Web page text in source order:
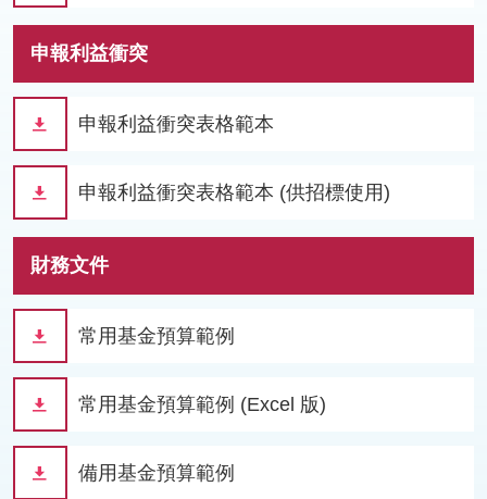
申報利益衝突
申報利益衝突表格範本
申報利益衝突表格範本 (供招標使用)
財務文件
常用基金預算範例
常用基金預算範例 (Excel 版)
備用基金預算範例